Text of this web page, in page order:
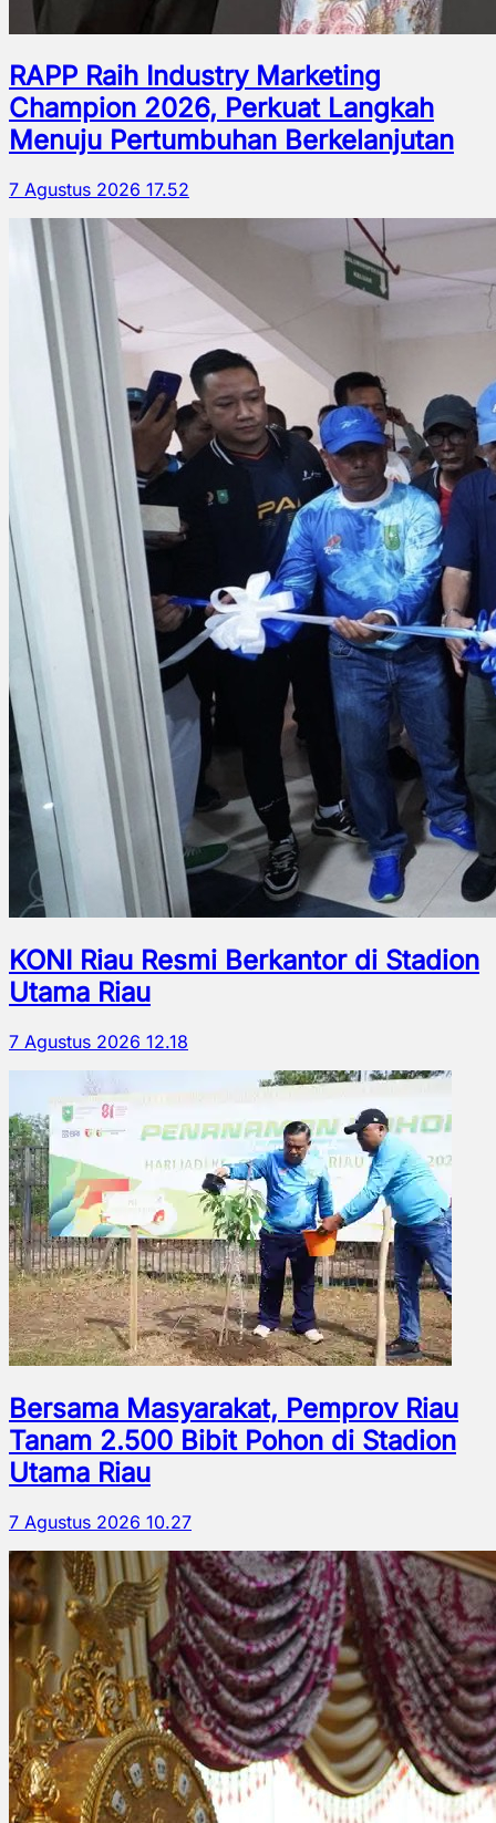
RAPP Raih Industry Marketing
Champion 2026, Perkuat Langkah
Menuju Pertumbuhan Berkelanjutan
7 Agustus 2026 17.52
KONI Riau Resmi Berkantor di Stadion
Utama Riau
7 Agustus 2026 12.18
Bersama Masyarakat, Pemprov Riau
Tanam 2.500 Bibit Pohon di Stadion
Utama Riau
7 Agustus 2026 10.27